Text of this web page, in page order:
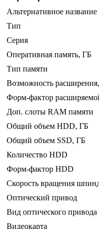
Альтернативное название
Тип
Серия
Оперативная память, ГБ
Тип памяти
Возможность
Форм-фактор
Доп. слоты RAM памяти
Общий объем HDD, ГБ
Общий объем SSD, ГБ
Количество HDD
Форм-фактор HDD
Скорость вращения
Оптический привод
Вид оптического привода
Видеокарта